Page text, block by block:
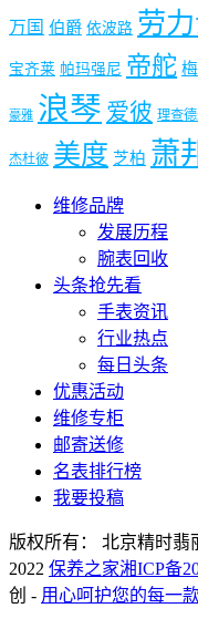
万国 伯爵 依波路 劳
宝齐莱 帕玛强尼 帝舵
豪雅 浪琴 爱彼 理查
杰杜彼 美度 芝柏 萧
维修品牌
发展历程
腕表回收
头条抢先看
手表资讯
行业热点
每日头条
优惠活动
维修专柜
邮寄送修
名表排行榜
我要投稿
版权所有： 北京精时
2022 保养之家湘ICP备
创 - 用心呵护您的每一